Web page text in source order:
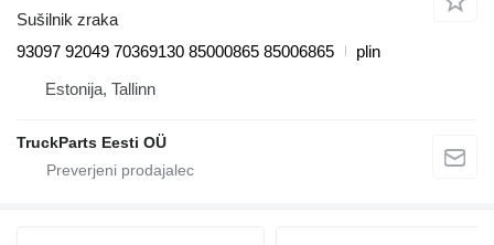
Sušilnik zraka
93097 92049 70369130 85000865 85006865
plin
Estonija, Tallinn
TruckParts Eesti OÜ